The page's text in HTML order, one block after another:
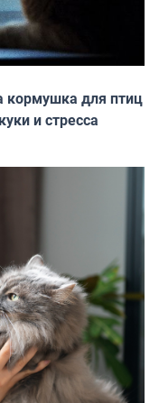
кормушка для птиц
и стресса